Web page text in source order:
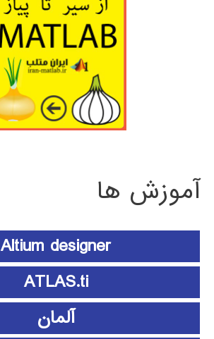
آموزش ها
Altium designer
ATLAS.ti
آلمان